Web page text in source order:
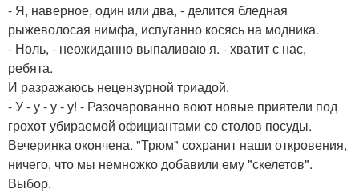
- Я, наверное, один или два, - делится бледная
рыжеволосая нимфа, испуганно косясь на модника.
- Ноль, - неожиданно выпаливаю я. - хватит с нас,
ребята.
И разражаюсь нецензурной триадой.
- У - у - у - у! - Разочарованно воют новые приятели под
грохот убираемой официантами со столов посуды.
Вечеринка окончена. "Трюм" сохранит наши откровения,
ничего, что мы немножко добавили ему "скелетов".
Выбор.